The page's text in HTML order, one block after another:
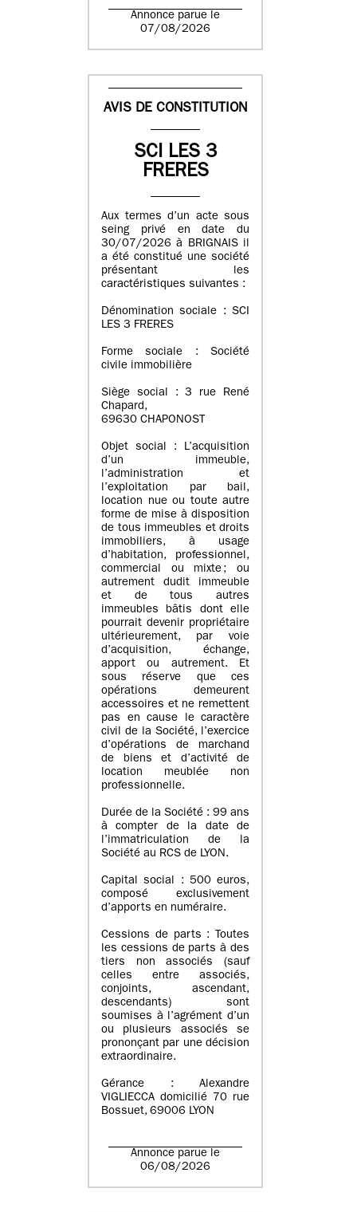
Annonce parue le
07/08/2026
AVIS DE CONSTITUTION
SCI LES 3
FRERES
Aux termes d’un acte sous
seing privé en date du
30/07/2026 à BRIGNAIS il
a été constitué une société
présentant les
caractéristiques suivantes :
Dénomination sociale : SCI
LES 3 FRERES
Forme sociale : Société
civile immobilière
Siège social : 3 rue René
Chapard,
69630 CHAPONOST
Objet social : L’acquisition
d’un immeuble,
l’administration et
l’exploitation par bail,
location nue ou toute autre
forme de mise à disposition
de tous immeubles et droits
immobiliers, à usage
d’habitation, professionnel,
commercial ou mixte ; ou
autrement dudit immeuble
et de tous autres
immeubles bâtis dont elle
pourrait devenir propriétaire
ultérieurement, par voie
d’acquisition, échange,
apport ou autrement. Et
sous réserve que ces
opérations demeurent
accessoires et ne remettent
pas en cause le caractère
civil de la Société, l’exercice
d’opérations de marchand
de biens et d’activité de
location meublée non
professionnelle.
Durée de la Société : 99 ans
à compter de la date de
l’immatriculation de la
Société au RCS de LYON.
Capital social : 500 euros,
composé exclusivement
d’apports en numéraire.
Cessions de parts : Toutes
les cessions de parts à des
tiers non associés (sauf
celles entre associés,
conjoints, ascendant,
descendants) sont
soumises à l’agrément d’un
ou plusieurs associés se
prononçant par une décision
extraordinaire.
Gérance : Alexandre
VIGLIECCA domicilié 70 rue
Bossuet, 69006 LYON
Annonce parue le
06/08/2026